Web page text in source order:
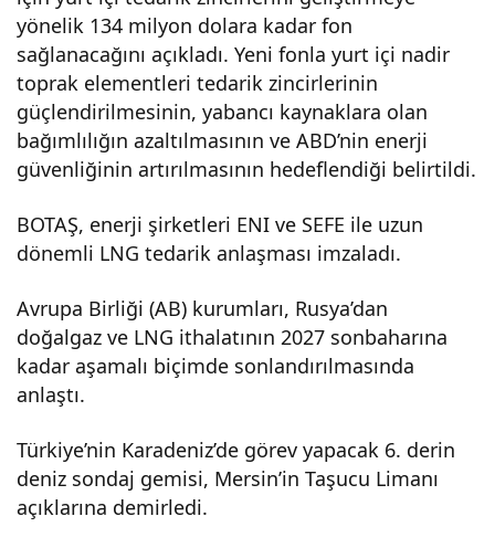
yönelik 134 milyon dolara kadar fon
sağlanacağını açıkladı. Yeni fonla yurt içi nadir
toprak elementleri tedarik zincirlerinin
güçlendirilmesinin, yabancı kaynaklara olan
bağımlılığın azaltılmasının ve ABD’nin enerji
güvenliğinin artırılmasının hedeflendiği belirtildi.
BOTAŞ, enerji şirketleri ENI ve SEFE ile uzun
dönemli LNG tedarik anlaşması imzaladı.
Avrupa Birliği (AB) kurumları, Rusya’dan
doğalgaz ve LNG ithalatının 2027 sonbaharına
kadar aşamalı biçimde sonlandırılmasında
anlaştı.
Türkiye’nin Karadeniz’de görev yapacak 6. derin
deniz sondaj gemisi, Mersin’in Taşucu Limanı
açıklarına demirledi.